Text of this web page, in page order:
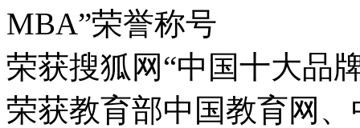
MBA”荣誉称号
荣获搜狐网“中国十大品
荣获教育部中国教育网